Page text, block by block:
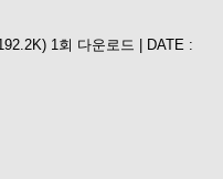
1회 다운로드 | DATE :